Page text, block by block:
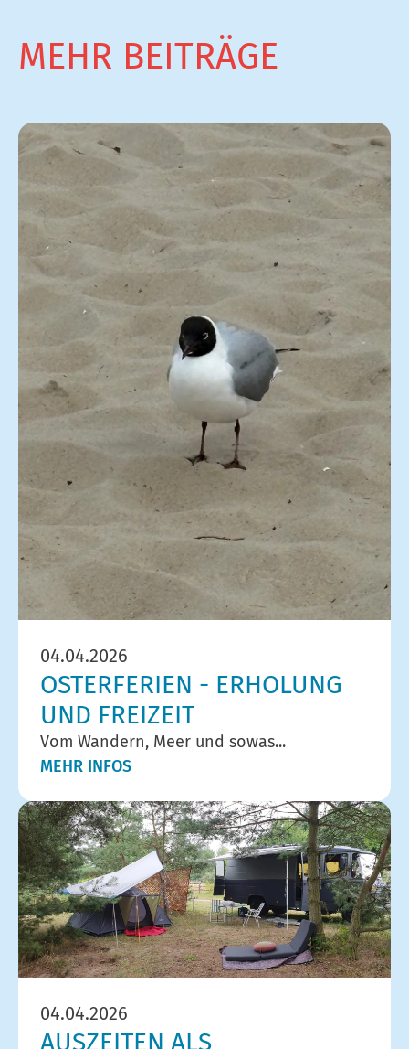
MEHR BEITRÄGE
04.04.2026
OSTERFERIEN - ERHOLUNG
UND FREIZEIT
Vom Wandern, Meer und sowas...
MEHR INFOS
04.04.2026
AUSZEITEN ALS